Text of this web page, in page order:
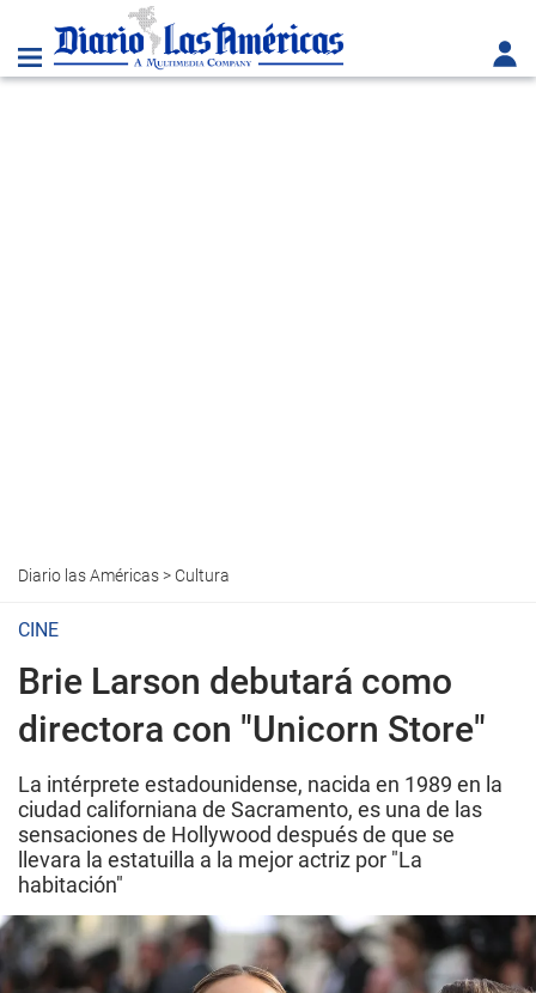
Diario las Américas> Cultura
CINE
Brie Larson debutará como
directora con "Unicorn Store"
La intérprete estadounidense, nacida en 1989 en la
ciudad californiana de Sacramento, es una de las
sensaciones de Hollywood después de que se
llevara la estatuilla a la mejor actriz por "La
habitación"